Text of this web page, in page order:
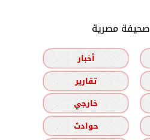
صحيفة مصرية
أخبار
تقارير
خارجي
حوادث